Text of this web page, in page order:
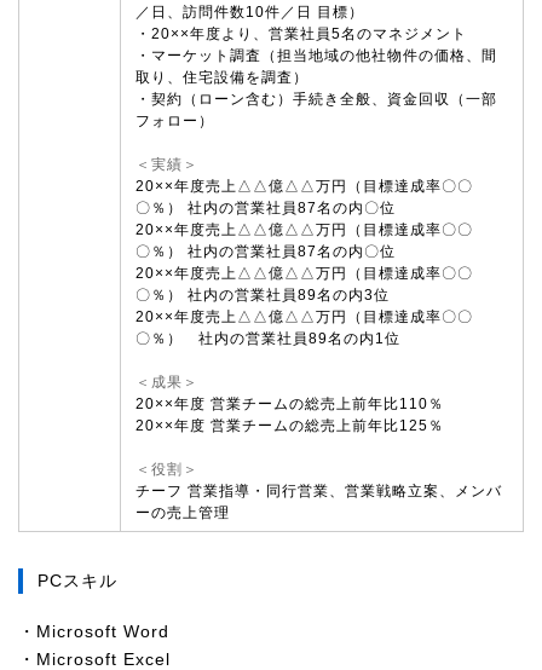
／日、訪問件数10件／日 目標）
・20××年度より、営業社員5名のマネジメント
・マーケット調査（担当地域の他社物件の価格、間
取り、住宅設備を調査）
・契約（ローン含む）手続き全般、資金回収（一部
フォロー）
＜実績＞
20××年度売上△△億△△万円（目標達成率〇〇
〇％） 社内の営業社員87名の内〇位
20××年度売上△△億△△万円（目標達成率〇〇
〇％） 社内の営業社員87名の内〇位
20××年度売上△△億△△万円（目標達成率〇〇
〇％） 社内の営業社員89名の内3位
20××年度売上△△億△△万円（目標達成率〇〇
〇％） 社内の営業社員89名の内1位
＜成果＞
20××年度 営業チームの総売上前年比110％
20××年度 営業チームの総売上前年比125％
＜役割＞
チーフ 営業指導・同行営業、営業戦略立案、メンバ
ーの売上管理
PCスキル
・Microsoft Word
・Microsoft Excel